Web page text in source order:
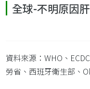
全球-不明原因
資料來源：WHO、
勞省、西班牙衛生部、